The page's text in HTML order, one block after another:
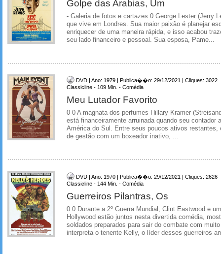
Golpe das Arabias, Um
- Galeria de fotos e cartazes 0 George Lester (Jerry
que vive em Londres. Sua maior paixão é planejar
enriquecer de uma maneira rápida, e isso acabou
seu lado financeiro e pessoal. Sua esposa, Pame...
DVD | Ano: 1979 | Publica��o: 29/12/2021 | Cliques: 3022
Classicline - 109 Min. - Comédia
Meu Lutador Favorito
0 0 A magnata dos perfumes Hillary Kramer
está financeiramente arruinada quando seu contador
América do Sul. Entre seus poucos ativos restantes,
de gestão com um boxeador inativo, ...
DVD | Ano: 1970 | Publica��o: 29/12/2021 | Cliques: 2626
Classicline - 144 Min. - Comédia
Guerreiros Pilantras, Os
0 0 Durante a 2º Guerra Mundial, Clint Eastwood e
Hollywood estão juntos nesta divertida comédia,
soldados preparados para sair do combate com
interpreta o tenente Kelly, o líder desses guerreiros